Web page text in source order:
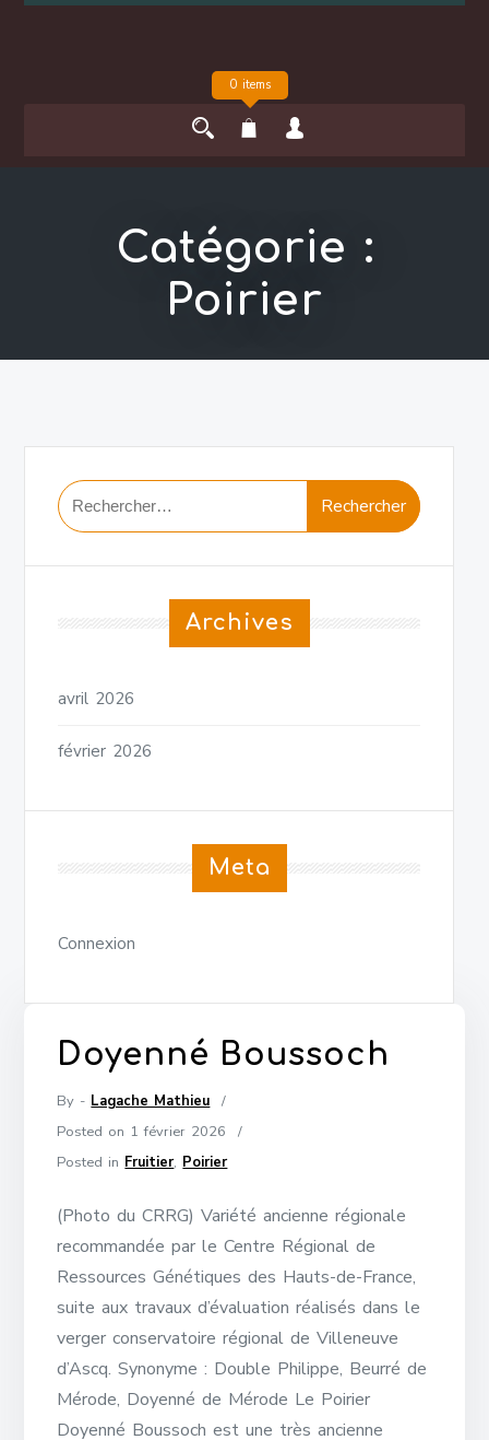
0 items
Catégorie :
Poirier
Doyenné Boussoch
By - Lagache Mathieu
Posted on 1 février 2026
Posted in Fruitier, Poirier
(Photo du CRRG) Variété ancienne régionale
recommandée par le Centre Régional de
Ressources Génétiques des Hauts-de-France,
suite aux travaux d’évaluation réalisés dans le
verger conservatoire régional de Villeneuve
d’Ascq. Synonyme : Double Philippe, Beurré de
Mérode, Doyenné de Mérode Le Poirier
Doyenné Boussoch est une très ancienne
Rechercher :
Archives
avril 2026
février 2026
Meta
Connexion